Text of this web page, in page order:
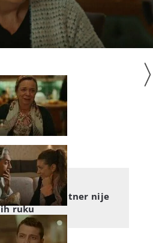
Novi partner nije
ruku